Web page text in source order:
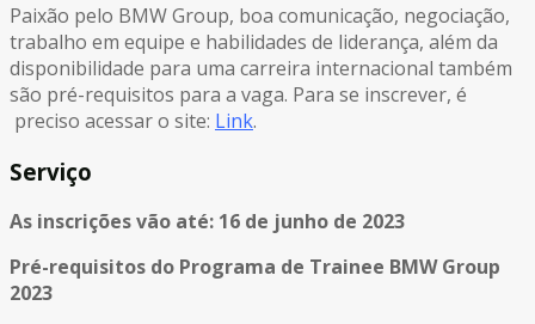
Paixão pelo BMW Group, boa comunicação, negociação,
trabalho em equipe e habilidades de liderança, além da
disponibilidade para uma carreira internacional também
são pré-requisitos para a vaga. Para se inscrever, é
preciso acessar o site: Link.
Serviço
As inscrições vão até: 16 de junho de 2023
Pré-requisitos do Programa de Trainee BMW Group
2023